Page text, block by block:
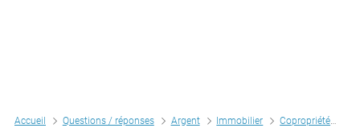
Accueil Questions / réponses Argent Immobilier Copropriété